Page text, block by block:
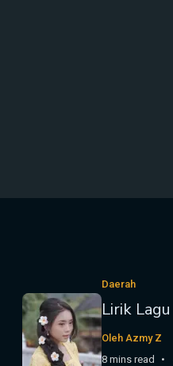
Daerah
Lirik
Oleh Azmy Z
8 mins read